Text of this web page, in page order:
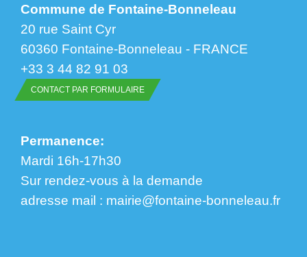
Commune de Fontaine-Bonneleau
20 rue Saint Cyr
60360 Fontaine-Bonneleau - FRANCE
+33 3 44 82 91 03
CONTACT PAR FORMULAIRE
Permanence:
Mardi 16h-17h30
Sur rendez-vous à la demande
​​​​​​​adresse mail : mairie@fontaine-bonneleau.fr